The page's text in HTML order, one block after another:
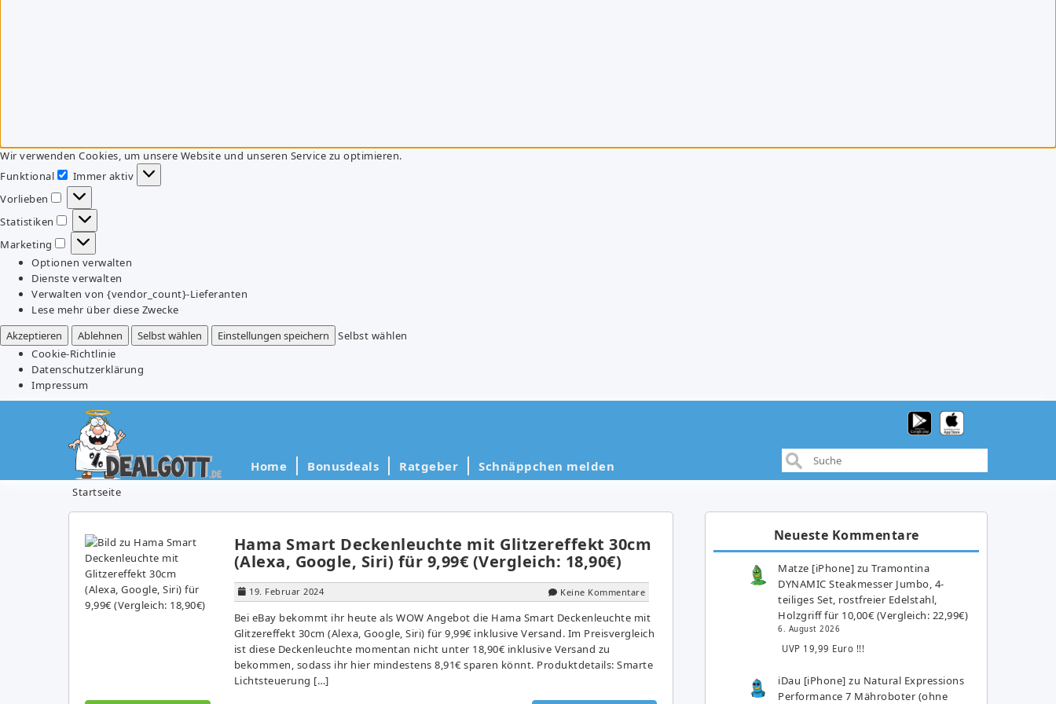
Wir verwenden Cookies, um unsere Website und unseren Service zu optimieren.
Funktional
Funktional
Immer aktiv
Vorlieben
Vorlieben
Statistiken
Statistiken
Marketing
Marketing
Optionen verwalten
Dienste verwalten
Verwalten von {vendor_count}-Lieferanten
Lese mehr über diese Zwecke
Akzeptieren
Ablehnen Selbst wählen Einstellungen speichern
Selbst wählen
Cookie-Richtlinie
Datenschutzerklärung
Impressum
Home Bonusdeals Ratgeber Schnäppchen melden
Startseite
Hama Smart Deckenleuchte mit Glitzereffekt 30cm
(Alexa, Google, Siri) für 9,99€ (Vergleich: 18,90€)
19. Februar 2024 Keine Kommentare
Bei eBay bekommt ihr heute als WOW Angebot die Hama Smart Deckenleuchte mit
Glitzereffekt 30cm (Alexa, Google, Siri) für 9,99€ inklusive Versand. Im Preisvergleich
ist diese Deckenleuchte momentan nicht unter 18,90€ inklusive Versand zu
bekommen, sodass ihr hier mindestens 8,91€ sparen könnt. Produktdetails: Smarte
Lichtsteuerung […]
Neueste Kommentare
Matze [iPhone] zuTramontina
DYNAMIC Steakmesser Jumbo, 4-
teiliges Set, rostfreier Edelstahl,
Holzgriff für 10,00€ (Vergleich: 22,99€)
6. August 2026
UVP 19,99 Euro !!!
iDau [iPhone] zu Natural Expressions
Performance 7 Mähroboter (ohne